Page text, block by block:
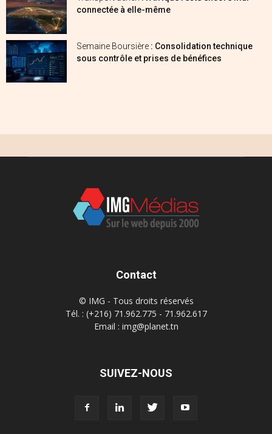
connectée à elle-même
Semaine Boursière : Consolidation technique
sous contrôle et prises de bénéfices
Contact
© IMG - Tous droits réservés
Tél. : (+216) 71.962.775 - 71.962.617
Email : img@planet.tn
SUIVEZ-NOUS